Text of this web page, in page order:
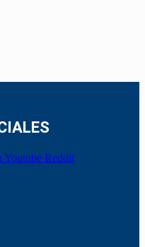
Youtube Reddit